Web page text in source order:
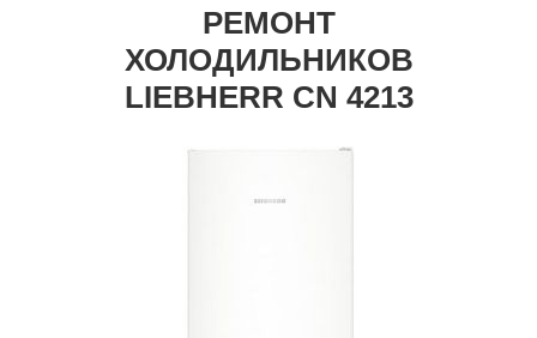
РЕМОНТ
ХОЛОДИЛЬНИКОВ
LIEBHERR CN 4213